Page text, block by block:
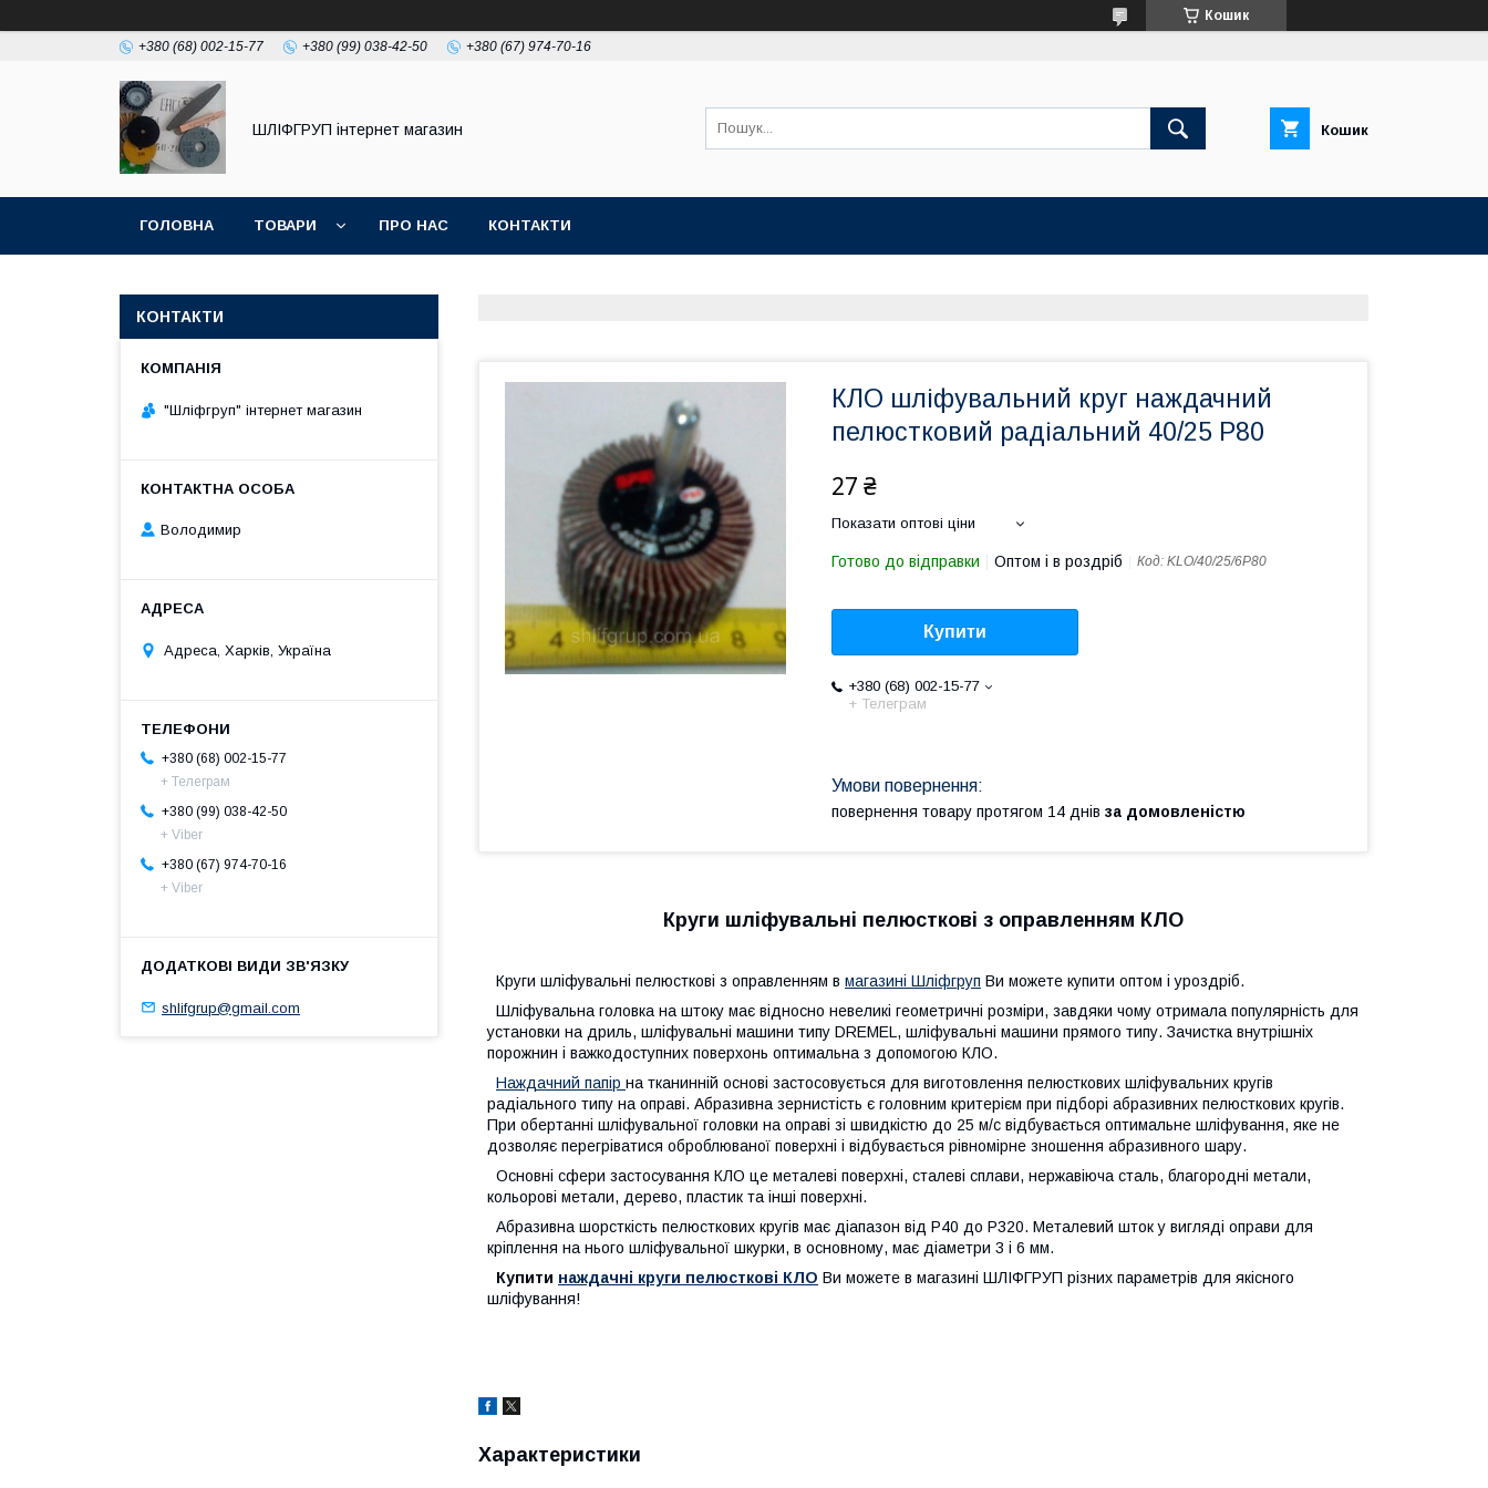
Кошик
+380 (68) 002-15-77 +380 (99) 038-42-50 +380 (67) 974-70-16
ШЛІФГРУП інтернет магазин Кошик
ГОЛОВНА ТОВАРИ ПРО НАС КОНТАКТИ
КЛО шліфувальний круг наждачний
пелюстковий радіальний 40/25 Р80
27 ₴
Показати оптові ціни
Готово до відправки Оптом і в роздріб Код: KLO/40/25/6P80
Купити
+380 (68) 002-15-77
+ Телеграм
повернення товару протягом 14 днів за домовленістю
Круги шліфувальні пелюсткові з оправленням КЛО
Круги шліфувальні пелюсткові з оправленням в магазині Шліфгруп Ви можете купити оптом і уроздріб.
Шліфувальна головка на штоку має відносно невеликі геометричні розміри, завдяки чому отримала популярність для
установки на дриль, шліфувальні машини типу DREMEL, шліфувальні машини прямого типу. Зачистка внутрішніх
порожнин і важкодоступних поверхонь оптимальна з допомогою КЛО.
Наждачний папір на тканинній основі застосовується для виготовлення пелюсткових шліфувальних кругів
радіального типу на оправі. Абразивна зернистість є головним критерієм при підборі абразивних пелюсткових кругів.
При обертанні шліфувальної головки на оправі зі швидкістю до 25 м/с відбувається оптимальне шліфування, яке не
дозволяє перегріватися оброблюваної поверхні і відбувається рівномірне зношення абразивного шару.
Основні сфери застосування КЛО це металеві поверхні, сталеві сплави, нержавіюча сталь, благородні метали,
кольорові метали, дерево, пластик та інші поверхні.
Абразивна шорсткість пелюсткових кругів має діапазон від Р40 до Р320. Металевий шток у вигляді оправи для
кріплення на нього шліфувальної шкурки, в основному, має діаметри 3 і 6 мм.
Купити наждачні круги пелюсткові КЛО Ви можете в магазині ШЛІФГРУП різних параметрів для якісного
шліфування!
Характеристики
КОНТАКТИ
"Шліфгруп" інтернет магазин
Володимир
Адреса, Харків, Україна
+380 (68) 002-15-77
+ Телеграм
+380 (99) 038-42-50
+ Viber
+380 (67) 974-70-16
+ Viber
shlifgrup@gmail.com